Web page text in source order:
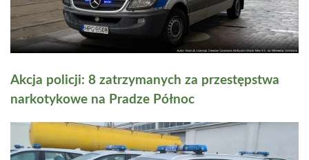
Akcja policji: 8 zatrzymanych za przestępstwa
narkotykowe na Pradze Północ